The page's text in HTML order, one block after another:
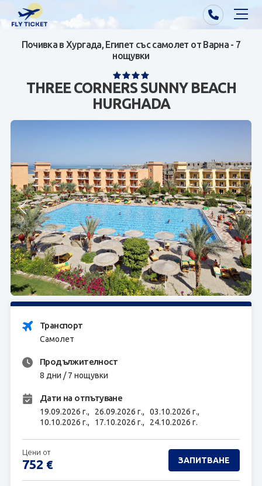
Почивки от Варна
Почивки от София/Пловдив/Бургас
Визи
Контакти
За нас
ЗАПИТВАНЕ
Почивка в Хургада, Египет със самолет от Варна - 7
нощувки
THREE CORNERS SUNNY BEACH
HURGHADA
Транспорт
Самолет
Продължителност
8 дни / 7 нощувки
Дати на отпътуване
19.09.2026 г., 26.09.2026 г., 03.10.2026 г.,
10.10.2026 г., 17.10.2026 г., 24.10.2026 г.
Цени от
752 € ЗАПИТВАНЕ